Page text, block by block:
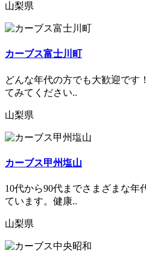
山梨県
カーブス富士川町
どんな年代の方でも大歓迎です
てみてください..
山梨県
カーブス甲州塩山
10代から90代までさまざまな年
ています。健康..
山梨県